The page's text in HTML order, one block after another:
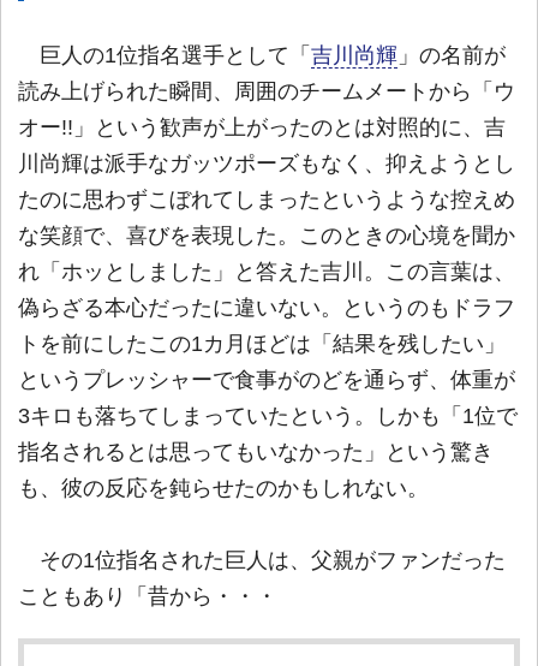
巨人の1位指名選手として「 吉川尚輝 」の名前が
読み上げられた瞬間、周囲のチームメートから「ウ
オー!!」という歓声が上がったのとは対照的に、吉
川尚輝は派手なガッツポーズもなく、抑えようとし
たのに思わずこぼれてしまったというような控えめ
な笑顔で、喜びを表現した。このときの心境を聞か
れ「ホッとしました」と答えた吉川。この言葉は、
偽らざる本心だったに違いない。というのもドラフ
トを前にしたこの1カ月ほどは「結果を残したい」
というプレッシャーで食事がのどを通らず、体重が
3キロも落ちてしまっていたという。しかも「1位で
指名されるとは思ってもいなかった」という驚き
も、彼の反応を鈍らせたのかもしれない。
その1位指名された巨人は、父親がファンだった
こともあり「昔から・・・